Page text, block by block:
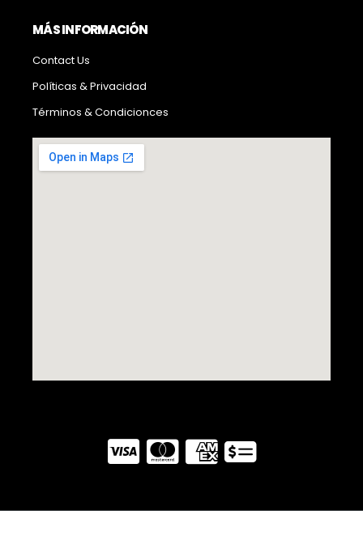
MÁS INFORMACIÓN
Contact Us
Políticas & Privacidad
Términos & Condicionces